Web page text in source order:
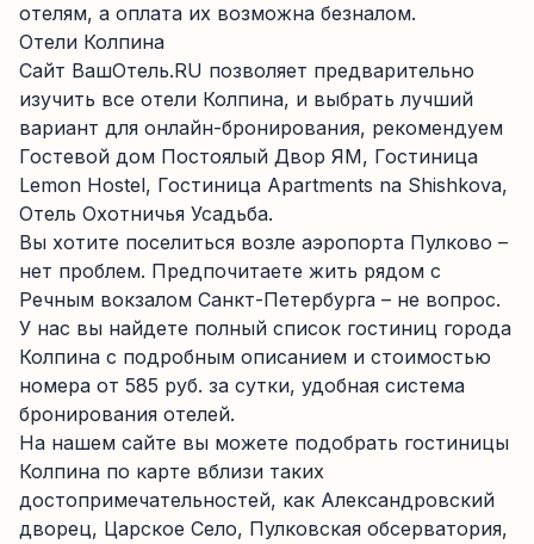
отелям, а оплата их возможна безналом.
Отели Колпина
Сайт ВашОтель.RU позволяет предварительно
изучить все отели Колпина, и выбрать лучший
вариант для онлайн-бронирования, рекомендуем
Гостевой дом Постоялый Двор ЯМ, Гостиница
Lemon Hostel, Гостиница Apartments na Shishkova,
Отель Охотничья Усадьба.
Вы хотите поселиться возле аэропорта Пулково –
нет проблем. Предпочитаете жить рядом с
Речным вокзалом Санкт-Петербурга – не вопрос.
У нас вы найдете полный список гостиниц города
Колпина с подробным описанием и стоимостью
номера от 585 руб. за сутки, удобная система
бронирования отелей.
На нашем сайте вы можете подобрать гостиницы
Колпина по карте вблизи таких
достопримечательностей, как Александровский
дворец, Царское Село, Пулковская обсерватория,